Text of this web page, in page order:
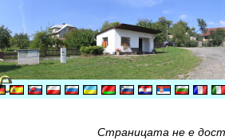
Страницата не е